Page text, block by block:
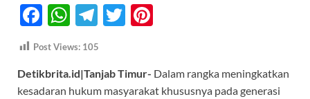
F
ac
e
b
W
at
s
T
el
e
gr
T
er es
Post Views: 105
Detikbrita.id|Tanjab Timur- Dalam rangka meningkatkan
kesadaran hukum masyarakat khususnya pada generasi